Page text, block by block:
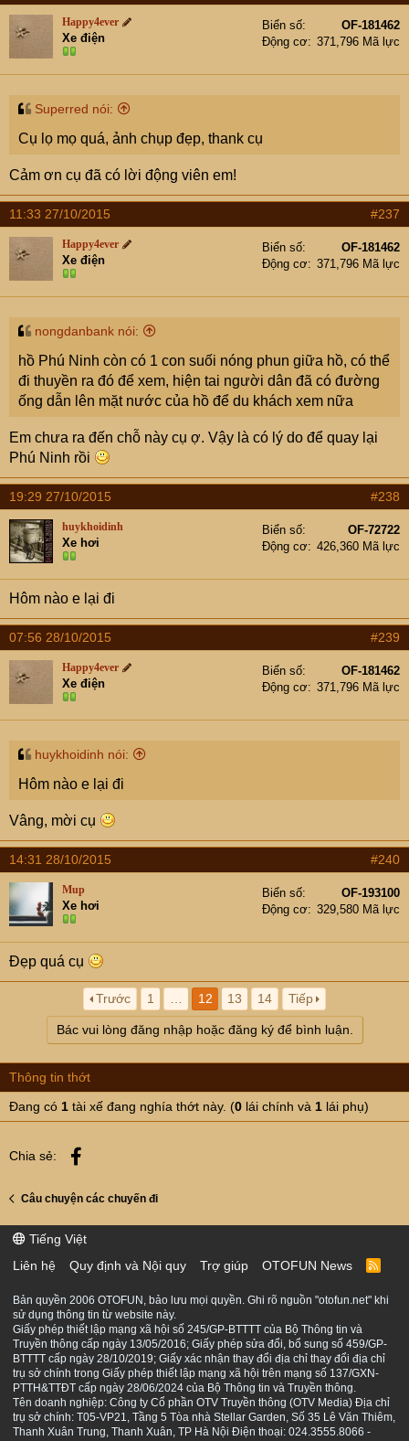
Happy4ever
Xe điện
Biển số
OF-181462
Động cơ
371,796 Mã lực
Superred nói:
Cụ lọ mọ quá, ảnh chụp đẹp, thank cụ
Cảm ơn cụ đã có lời động viên em!
11:33 27/10/2015 #237
Happy4ever
Xe điện
Biển số
OF-181462
Động cơ
371,796 Mã lực
nongdanbank nói:
hồ Phú Ninh còn có 1 con suối nóng phun giữa hồ, có thể
đi thuyền ra đó để xem, hiện tai người dân đã có đường
ống dẫn lên mặt nước của hồ để du khách xem nữa
Em chưa ra đến chỗ này cụ ợ. Vậy là có lý do để quay lại
Phú Ninh rồi
19:29 27/10/2015 #238
huykhoidinh
Xe hơi
Biển số
OF-72722
Động cơ
426,360 Mã lực
Hôm nào e lại đi
07:56 28/10/2015 #239
Happy4ever
Xe điện
Biển số
OF-181462
Động cơ
371,796 Mã lực
huykhoidinh nói:
Hôm nào e lại đi
Vâng, mời cụ
14:31 28/10/2015 #240
Mup
Xe hơi
Biển số
OF-193100
Động cơ
329,580 Mã lực
Đẹp quá cụ
Trước 1 12 13 14 Tiếp
Bác vui lòng đăng nhập hoặc đăng ký để bình luận.
Thông tin thớt
Đang có 1 tài xế đang nghía thớt này. (0 lái chính và 1 lái phụ)
Chia sẻ:
Câu chuyện các chuyến đi
Tiếng Việt
Liên hệ
Quy định và Nội quy Trợ giúp OTOFUN News
R
S
Bản quyền 2006 OTOFUN, bảo lưu mọi quyền. Ghi rõ nguồn "otofun.net" khi
sử dụng thông tin từ website này.
Giấy phép thiết lập mạng xã hội số 245/GP-BTTTT của Bộ Thông tin và
Truyền thông cấp ngày 13/05/2016; Giấy phép sửa đổi, bổ sung số 459/GP-
BTTTT cấp ngày 28/10/2019; Giấy xác nhận thay đổi địa chỉ thay đổi địa chỉ
trụ sở chính trong Giấy phép thiết lập mạng xã hội trên mạng số 137/GXN-
PTTH&TTĐT cấp ngày 28/06/2024 của Bộ Thông tin và Truyền thông.
Tên doanh nghiệp: Công ty Cổ phần OTV Truyền thông (OTV Media) Địa chỉ
trụ sở chính: T05-VP21, Tầng 5 Tòa nhà Stellar Garden, Số 35 Lê Văn Thiêm,
Thanh Xuân Trung, Thanh Xuân, TP Hà Nội Điện thoại: 024.3555.8066 -